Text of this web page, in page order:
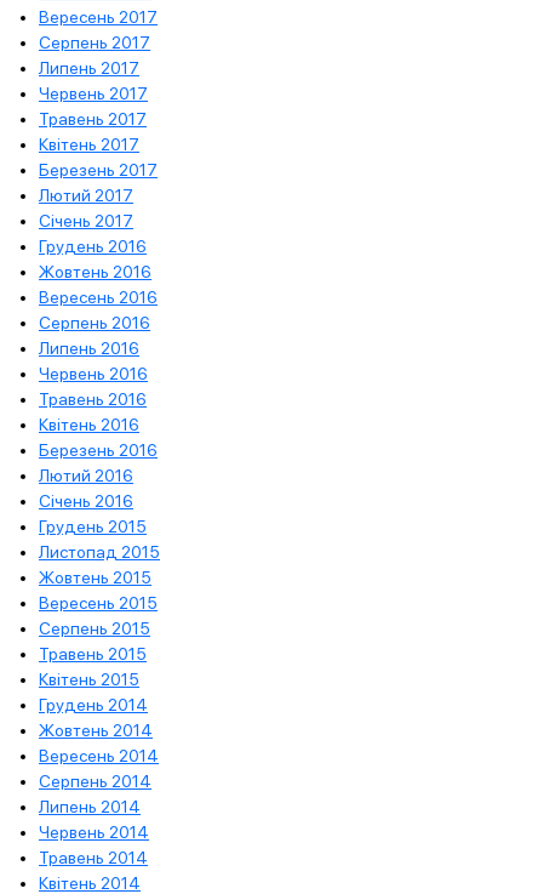
Вересень 2017
Серпень 2017
Липень 2017
Червень 2017
Травень 2017
Квітень 2017
Березень 2017
Лютий 2017
Січень 2017
Грудень 2016
Жовтень 2016
Вересень 2016
Серпень 2016
Липень 2016
Червень 2016
Травень 2016
Квітень 2016
Березень 2016
Лютий 2016
Січень 2016
Грудень 2015
Листопад 2015
Жовтень 2015
Вересень 2015
Серпень 2015
Травень 2015
Квітень 2015
Грудень 2014
Жовтень 2014
Вересень 2014
Серпень 2014
Липень 2014
Червень 2014
Травень 2014
Квітень 2014